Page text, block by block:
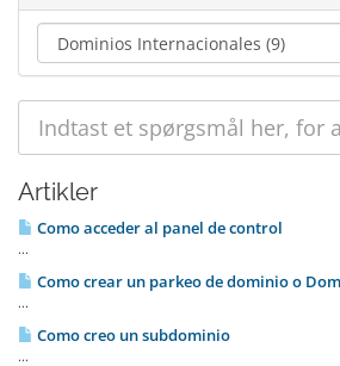
Artikler
Como acceder al panel de control
...
Como crear un parkeo de dominio o
...
Como creo un subdominio
...